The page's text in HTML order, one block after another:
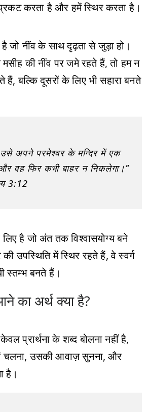
करता है और हमें स्थिर करता है।
जो नींव के साथ दृढ़ता से जुड़ा हो।
की नींव पर जमे रहते हैं, तो हम न
बल्कि दूसरों के लिए भी सहारा बनते
अपने परमेश्वर के मन्दिर में एक
वह फिर कभी बाहर न निकलेगा।”
3:12
है जो अंत तक विश्वासयोग्य बने
उपस्थिति में स्थिर रहते हैं, वे स्वर्ग
स्तम्भ बनते हैं।
का अर्थ क्या है?
प्रार्थना के शब्द बोलना नहीं है,
चलना, उसकी आवाज़ सुनना, और
है।